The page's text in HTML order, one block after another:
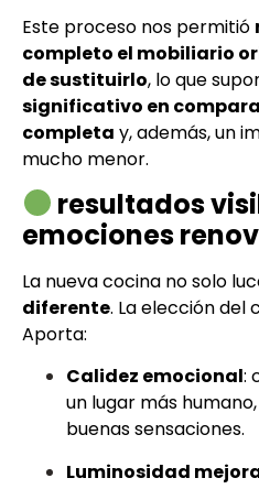
Este proceso nos permitió
completo el mobiliario
de sustituirlo, lo que
significativo en
completa y, además, un
mucho menor.
resultados
emociones
La nueva cocina no solo
diferente. La elección del
Aporta:
Calidez emocional:
un lugar más
buenas sensaciones.
Luminosidad